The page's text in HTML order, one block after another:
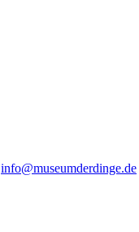
info@museumderdinge.de